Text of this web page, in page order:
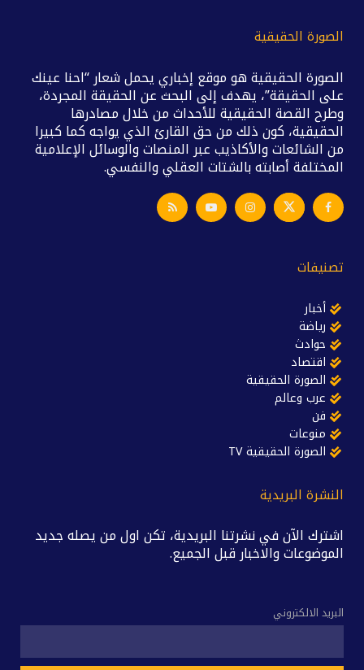
الصورة الحقيقية
الصورة الحقيقية هو موقع إخباري يحمل شعار “احنا عينك
على الحقيقة”، يهدف إلى البحث عن الحقيقة المجردة،
وطرح القصة الحقيقية للأحداث من خلال مصادرها
الحقيقية، كون ذلك من حق القارئ الذي يواجه كما كبيرا
من الشائعات والأكاذيب عبر المنصات والوسائل الإعلامية
المختلفة أصابته بالشتات العقلي والنفسي.
تصنيفات
أخبار
رياضة
حوادث
اقتصاد
الصورة الحقيقية
عرب وعالم
فن
منوعات
الصورة الحقيقية TV
النشرة البريدية
اشترك الآن في نشرتنا البريدية، تكن اول من يصله جديد
الموضوعات والاخبار قبل الجميع.
البريد الالكتروني